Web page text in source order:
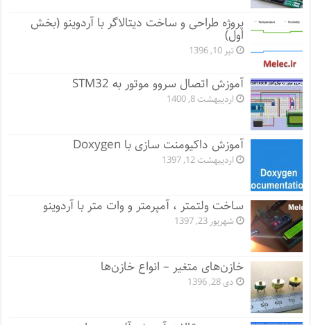
پروژه طراحی و ساخت دیتالاگر با آردوینو (بخش
اول)
تیر 10, 1396
آموزش اتصال سروو موتور به STM32
اردیبهشت 8, 1400
آموزش داکیومنت سازی با Doxygen
اردیبهشت 12, 1397
ساخت ولتمتر ، آمپرمتر و وات متر با آردوینو
شهریور 23, 1397
خازن‌های متغیر – انواع خازن‌ها
دی 28, 1396